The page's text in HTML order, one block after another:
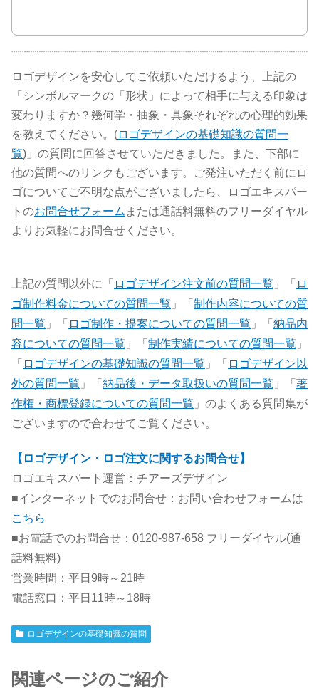
ロゴデザインを安心してご依頼いただけるよう、上記の
「シンボルマークの「形状」によって相手に与える印象は
変わりますか？幾何学・抽象・具象それぞれの心理的効果
を教えてください。(ロゴデザインの基礎知識の質問一
覧)」の質問に回答させていただきました。また、下部に
他の質問へのリンクもございます。ご発注いただく前にロ
ゴについてご不明な点がございましたら、ロゴエキスパー
トのお問合せフォーム または通話料無料のフリーダイヤル
よりお気軽にお問合せください。
上記の質問以外に「 ロゴデザイン注文前の質問一覧 」「 ロ
ゴ制作料金についての質問一覧 」「 制作内容についての質
問一覧 」「 ロゴ制作・提案についての質問一覧 」「 納品内
容についての質問一覧 」「 制作実績についての質問一覧 」
「 ロゴデザインの基礎知識の質問一覧 」「 ロゴデザイン以
外の質問一覧 」「 納品後・データ取扱いの質問一覧 」「 著
作権・商標登録についての質問一覧 」のよくある質問集が
ございますので合わせてご覧ください。
【ロゴデザイン・ロゴ注文に関するお問合せ】
ロゴエキスパート運営：チアーズデザイン
■インターネットでのお問合せ：お問い合わせフォームは
こちら
■お電話でのお問合せ：0120-987-658 フリーダイヤル(通
話料無料)
営業時間：平日9時～21時
電話窓口：平日11時～18時
ロゴデザインの基礎知識の質問
関連ページのご紹介